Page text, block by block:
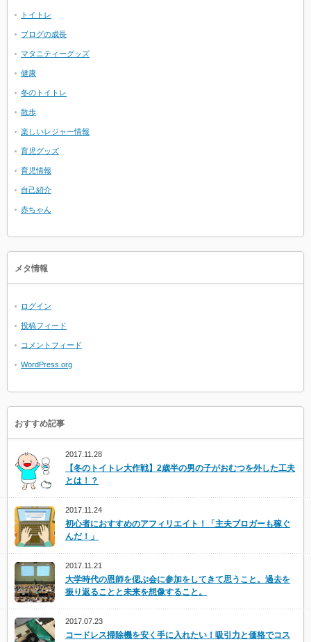
トイトレ
ブログの成長
マタニティーグッズ
健康
冬のトイトレ
散歩
楽しいレジャー情報
育児グッズ
育児情報
自己紹介
赤ちゃん
メタ情報
ログイン
投稿フィード
コメントフィード
WordPress.org
おすすめ記事
2017.11.28
【冬のトイトレ大作戦】2歳半の男の子がおむつを外した工夫
とは！？
2017.11.24
初心者におすすめのアフィリエイト！「主夫ブロガーも稼ぐ
んだ！」
2017.11.21
大学時代の恩師を偲ぶ会に参加をしてきて思うこと。過去を
振り返ることと未来を想像すること。
2017.07.23
コードレス掃除機を安く手に入れたい！吸引力と価格でコス